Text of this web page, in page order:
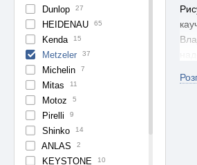
Dunlop 27
HEIDENAU 65
Kenda 15
Metzeler 37
Michelin 7
Mitas 11
Motoz 5
Pirelli 9
Shinko 14
ANLAS 2
KEYSTONE 10